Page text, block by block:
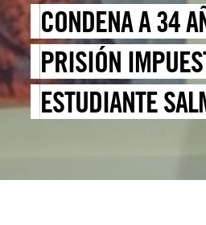
CONDENA A 34
PRISIÓN
ESTUDIANTE